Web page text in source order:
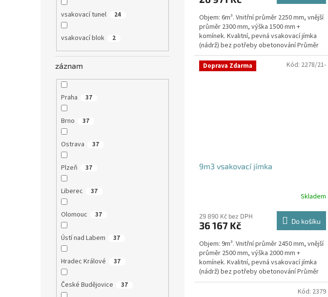
vsakovací tunel 24
vsakovací blok 2
záznam
Praha 37
Brno 37
Ostrava 37
Plzeň 37
Liberec 37
Olomouc 37
Ústí nad Labem 37
Hradec Králové 37
České Budějovice 37
Objem: 6m³. Vnitřní průměr 2250 mm, vnější
průměr 2300 mm, výška 1500 mm +
komínek. Kvalitní, pevná vsakovací jímka
(nádrž) bez potřeby obetonování Průměr
přítoku a odtoku +...
Doprava Zdarma
9m3 vsakovací jímka
Skladem
29 890 Kč bez DPH
36 167 Kč Do košíku
Objem: 9m³. Vnitřní průměr 2450 mm, vnější
průměr 2500 mm, výška 2000 mm +
komínek. Kvalitní, pevná vsakovací jímka
(nádrž) bez potřeby obetonování Průměr
přítoku a odtoku +...
Kód: 2278/21-
Kód: 2379